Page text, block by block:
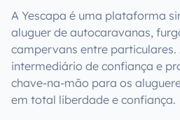
A Yescapa é uma plataforma
aluguer de autocaravanas,
campervans entre particulares.
intermediário de confiança e
chave-na-mão para os
em total liberdade e confiança.